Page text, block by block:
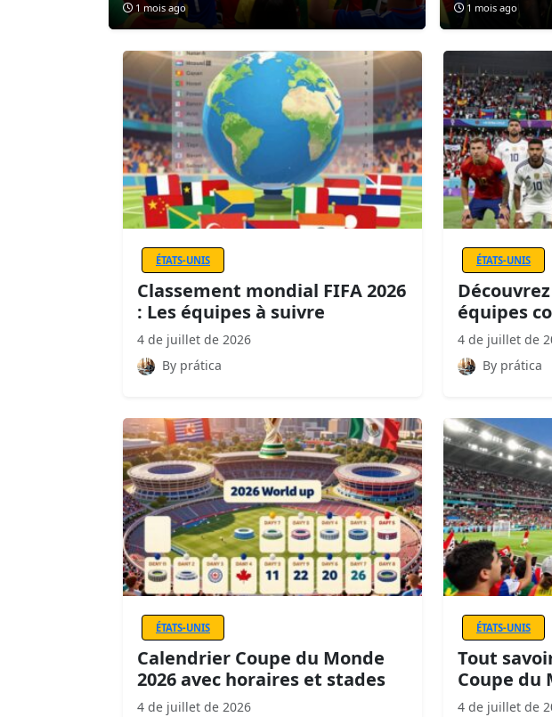
1 mois ago 1 mois ago
ÉTATS-UNIS
Classement mondial FIFA 2026
: Les équipes à suivre
4 de juillet de 2026
By prática
ÉTATS-UNIS
équipes
4 de juillet de
By prática
ÉTATS-UNIS
Calendrier Coupe du Monde
2026 avec horaires et stades
4 de juillet de 2026
ÉTATS-UNIS
Tout
Coupe du
4 de juillet de